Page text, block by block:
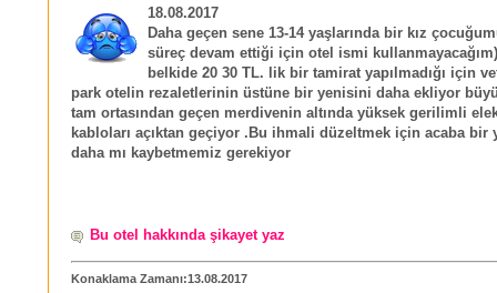
18.08.2017
Daha geçen sene 13-14 yaşlarında bir kız
süreç devam ettiği için otel ismi
belkide 20 30 TL. lik bir tamirat yapılmadığı için
park otelin rezaletlerinin üstüne bir yenisini daha ekliyor
tam ortasından geçen merdivenin altında yüksek gerilimli
kabloları açıktan geçiyor .Bu ihmali düzeltmek için acaba bir
daha mı kaybetmemiz gerekiyor
Bu otel hakkında şikayet yaz
Konaklama Zamanı:13.08.2017